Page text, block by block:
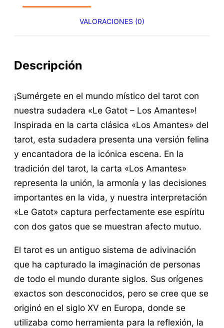
9
.
o
a
r
o
L
e
G
a
t
o
t
c
r
VALORACIONES (0)
Descripción
¡Sumérgete en el mundo místico del tarot con
nuestra sudadera «Le Gatot – Los Amantes»!
Inspirada en la carta clásica «Los Amantes» del
tarot, esta sudadera presenta una versión felina
y encantadora de la icónica escena. En la
tradición del tarot, la carta «Los Amantes»
representa la unión, la armonía y las decisiones
importantes en la vida, y nuestra interpretación
«Le Gatot» captura perfectamente ese espíritu
con dos gatos que se muestran afecto mutuo.
El tarot es un antiguo sistema de adivinación
que ha capturado la imaginación de personas
de todo el mundo durante siglos. Sus orígenes
exactos son desconocidos, pero se cree que se
originó en el siglo XV en Europa, donde se
utilizaba como herramienta para la reflexión, la